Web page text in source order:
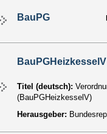
BauPG
BauPGHeizkesselV
Titel (deutsch):
(BauPGHeizkesselV)
Herausgeber: